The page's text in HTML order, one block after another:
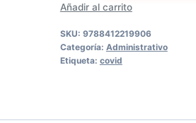
de
la
potestad
sancionadora
Añadir al carrito
SKU: 9788412219906
Categoría: Administrativo
Etiqueta: covid